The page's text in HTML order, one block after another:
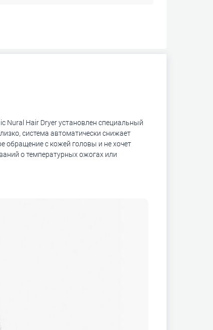
Nural Hair Dryer установлен специальный
система автоматически снижает
обращение с кожей головы и не хочет
о температурных ожогах или